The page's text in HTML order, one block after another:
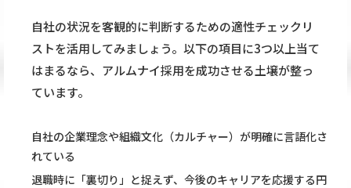
自社の状況を客観的に判断するための適性チェックリ
ストを活用してみましょう。以下の項目に3つ以上当て
はまるなら、アルムナイ採用を成功させる土壌が整っ
ています。
自社の企業理念や組織文化（カルチャー）が明確に言語化さ
れている
退職時に「裏切り」と捉えず、今後のキャリアを応援する円